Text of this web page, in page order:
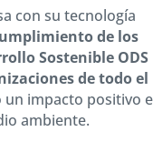
con su tecnología
de los
Sostenible ODS
de todo el
un impacto positivo
ambiente.